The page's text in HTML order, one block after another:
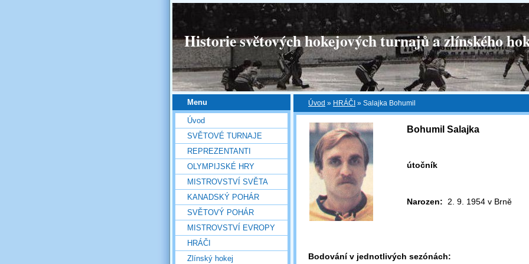
Historie světových hokejových turnajů a zlínského
Úvod » HRÁČI » Salajka Bohumil
Bohumil Salajka
útočník
Narozen: 2. 9. 1954 v Brně
Bodování v jednotlivých sezónách:
Menu
Úvod
SVĚTOVÉ TURNAJE
REPREZENTANTI
OLYMPIJSKÉ HRY
MISTROVSTVÍ SVĚTA
KANADSKÝ POHÁR
SVĚTOVÝ POHÁR
MISTROVSTVÍ EVROPY
HRÁČI
Zlínský hokej